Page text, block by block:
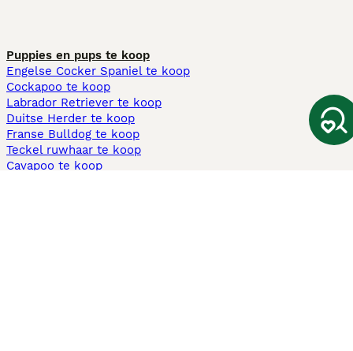
Puppies en pups te koop
Engelse Cocker Spaniel te koop
Cockapoo te koop
Labrador Retriever te koop
Duitse Herder te koop
Franse Bulldog te koop
Teckel ruwhaar te koop
Cavapoo te koop